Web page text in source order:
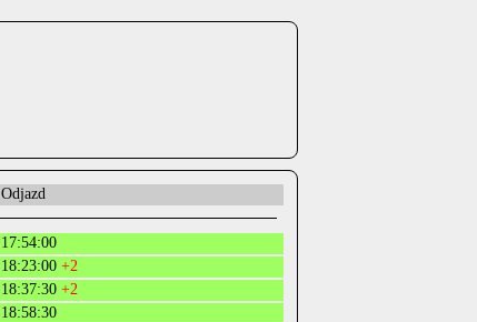
Odjazd
17:54:00
18:23:00 +2
18:37:30 +2
18:58:30